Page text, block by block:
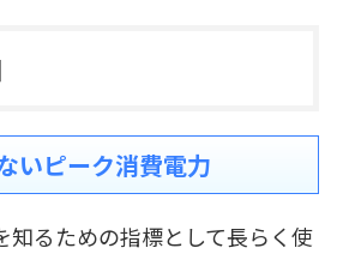
いピーク消費電力
るための指標として長らく使